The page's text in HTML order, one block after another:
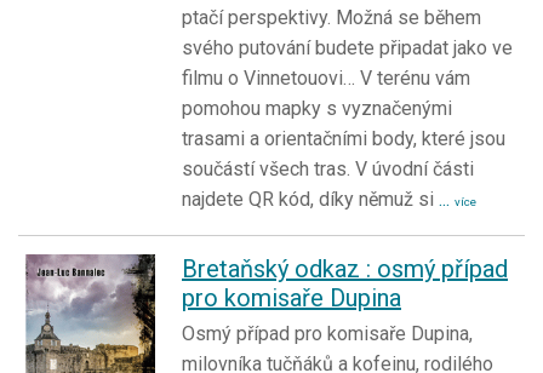
ptačí perspektivy. Možná se během
svého putování budete připadat jako ve
filmu o Vinnetouovi… V terénu vám
pomohou mapky s vyznačenými
trasami a orientačními body, které jsou
součástí všech tras. V úvodní části
najdete QR kód, díky němuž si ... více
Bretaňský odkaz : osmý případ
pro komisaře Dupina
Osmý případ pro komisaře Dupina,
milovníka tučňáků a kofeinu, rodilého